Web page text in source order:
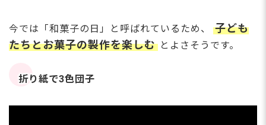
今では「和菓子の日」と呼ばれているため、
子ども
たちとお菓子の製作を楽しむ とよさそうです。
折り紙で3色団子